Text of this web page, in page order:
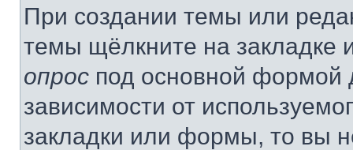
При создании темы или
темы щёлкните на
опрос под основной формой
зависимости от
закладки или формы, то вы